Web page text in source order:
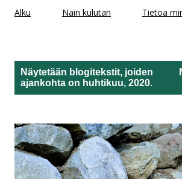
Alku Näin kulutan Tietoa
Näytetään blogitekstit, joiden
ajankohta on huhtikuu, 2020.